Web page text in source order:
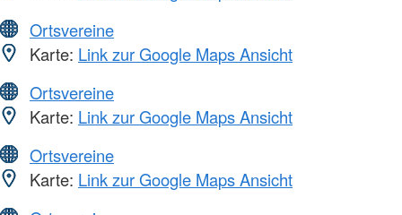
Ortsvereine
Karte: Link zur Google Maps Ansicht
Ortsvereine
Karte: Link zur Google Maps Ansicht
Ortsvereine
Karte: Link zur Google Maps Ansicht